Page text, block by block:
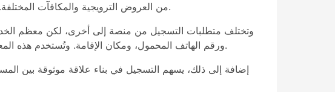
من العروض الترويجية والمكافآت المختلفة. كما يتيح الحساب إمكانية تخصيص الإعدادات الشخصية والتحكم في وسائل الدفع والسحب المستخدمة.
وتختلف متطلبات التسجيل من منصة إلى أخرى، لكن معظم
ورقم الهاتف المحمول، ومكان الإقامة. وتُستخدم هذه المعلومات لإنشاء ملف شخصي فريد لكل مستخدم، مما يساعد على إدارة الحساب بطريقة أكثر دقة وأمانًا.
إضافة إلى ذلك، يسهم التسجيل في بناء علاقة موثوقة بين